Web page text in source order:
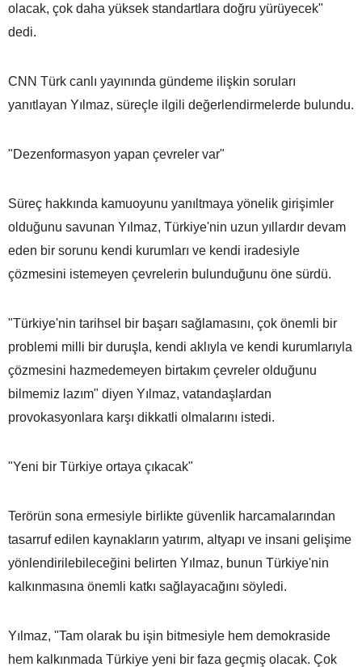
olacak, çok daha yüksek standartlara doğru yürüyecek"
dedi.
CNN Türk canlı yayınında gündeme ilişkin soruları
yanıtlayan Yılmaz, süreçle ilgili değerlendirmelerde bulundu.
"Dezenformasyon yapan çevreler var"
Süreç hakkında kamuoyunu yanıltmaya yönelik girişimler
olduğunu savunan Yılmaz, Türkiye'nin uzun yıllardır devam
eden bir sorunu kendi kurumları ve kendi iradesiyle
çözmesini istemeyen çevrelerin bulunduğunu öne sürdü.
"Türkiye'nin tarihsel bir başarı sağlamasını, çok önemli bir
problemi milli bir duruşla, kendi aklıyla ve kendi kurumlarıyla
çözmesini hazmedemeyen birtakım çevreler olduğunu
bilmemiz lazım" diyen Yılmaz, vatandaşlardan
provokasyonlara karşı dikkatli olmalarını istedi.
"Yeni bir Türkiye ortaya çıkacak"
Terörün sona ermesiyle birlikte güvenlik harcamalarından
tasarruf edilen kaynakların yatırım, altyapı ve insani gelişime
yönlendirilebileceğini belirten Yılmaz, bunun Türkiye'nin
kalkınmasına önemli katkı sağlayacağını söyledi.
Yılmaz, "Tam olarak bu işin bitmesiyle hem demokraside
hem kalkınmada Türkiye yeni bir faza geçmiş olacak. Çok